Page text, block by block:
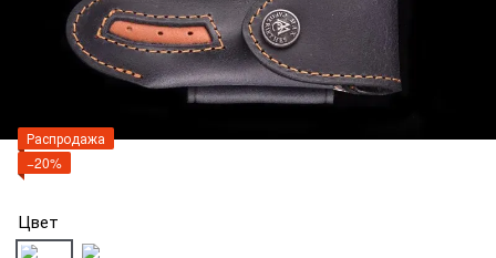
Распродажа
−20%
Цвет